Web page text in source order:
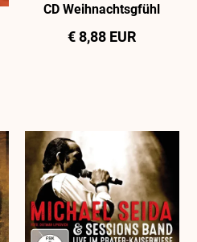
CD Weihnachtsgfühl
€ 8,88 EUR